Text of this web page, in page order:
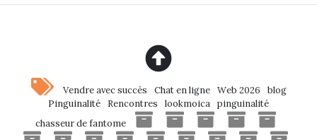
Vendre avec succès Chat en ligne Web 2026
blog
Pinguinalité
Rencontres lookmoica pinguinalité
chasseur de fantome